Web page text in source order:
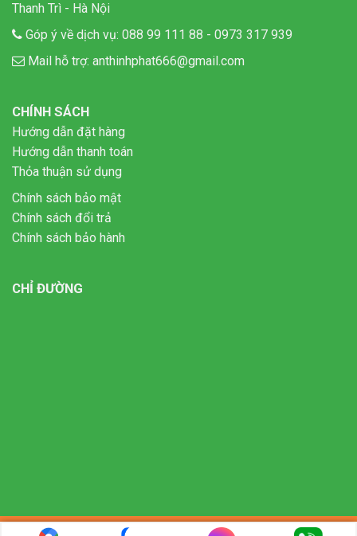
Thanh Trì - Hà Nội
Góp ý về dịch vụ: 088 99 111 88 - 0973 317 939
Mail hỗ trợ: anthinhphat666@gmail.com
CHÍNH SÁCH
Hướng dẫn đặt hàng
Hướng dẫn thanh toán
Thỏa thuận sử dụng
Chính sách bảo mật
Chính sách đổi trả
Chính sách bảo hành
CHỈ ĐƯỜNG